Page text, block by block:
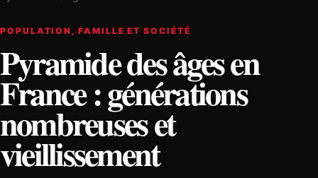
POPULATION, FAMILLE ET SOCIÉTÉ
Pyramide des âges en
France : générations
nombreuses et
vieillissement